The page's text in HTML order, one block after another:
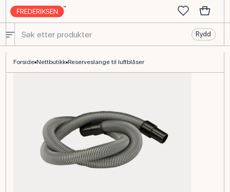
Rydd
Forside Nettbutikk Reserveslange til luftblåser